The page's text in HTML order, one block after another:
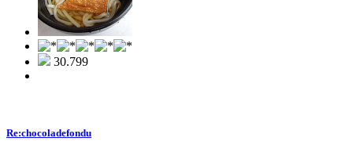
30.799
Re:chocoladefondu